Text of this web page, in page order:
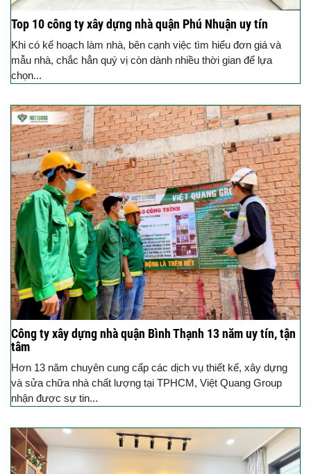
Top 10 công ty xây dựng nhà quận Phú Nhuận uy tín
Khi có kế hoạch làm nhà, bên cạnh việc tìm hiểu đơn giá và
mẫu nhà, chắc hẳn quý vị còn dành nhiều thời gian để lựa
chọn...
Công ty xây dựng nhà quận Bình Thạnh 13 năm uy tín, tận
tâm
Hơn 13 năm chuyên cung cấp các dịch vụ thiết kế, xây dựng
và sửa chữa nhà chất lượng tại TPHCM, Việt Quang Group
nhận được sự tin...